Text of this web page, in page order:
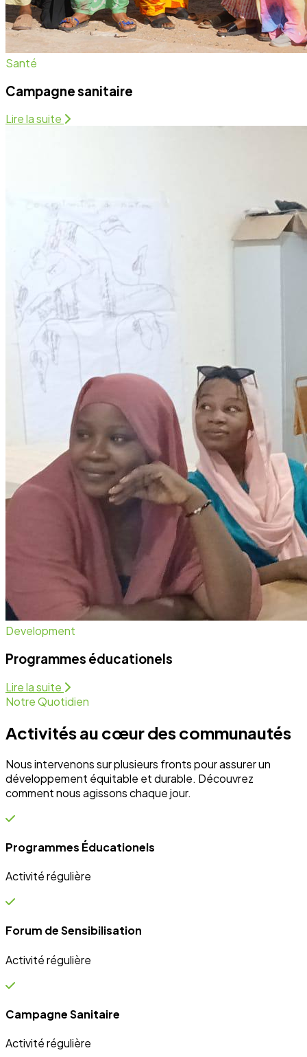
Development
Programmes éducationels
Notre Quotidien
Activités au cœur des communautés
Nous intervenons sur plusieurs fronts pour assurer un
développement équitable et durable. Découvrez
comment nous agissons chaque jour.
Programmes Éducationels
Activité régulière
Activité régulière
Activité régulière
Ateliers communautaires
Activité régulière